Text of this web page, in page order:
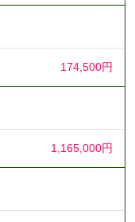
174,500円
1,165,000円